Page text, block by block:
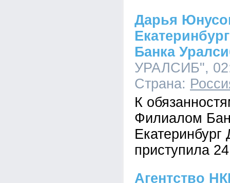
Дарья
Банка
УРАЛСИБ",
Страна:
К
Филиалом
приступила
Агентство